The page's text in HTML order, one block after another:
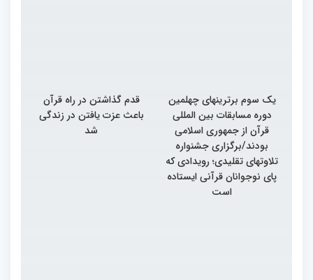
یک سوم برترینهای چهلمین
دوره مسابقات بین المللی
قرآن از جمهوری اسلامی
بودند/برگزاری جشنواره
تلاوتهای تقلیدی؛ رویدادی که
پای نوجوانان قرآنی ایستاده
است
قدم گذاشتن در راه قرآن
باعث عزت یافتن در زندگی
شد